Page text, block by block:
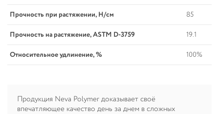
Прочность при растяжении, Н/см 85
Прочность на растяжение, ASTM D-3759 19.1
Относительное удлинение, % 100%
Продукция Neva Polymer доказывает своё
впечатляющее качество день за днем в сложных